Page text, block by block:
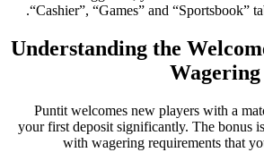
“Cashier”, “Games” and “Sportsbook”
3. Understanding the
Puntit welcomes new players with a
your first deposit significantly. The bonus
with wagering requirements that